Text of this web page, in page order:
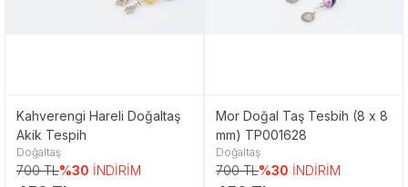
Kahverengi Hareli Doğaltaş
Akik Tespih
Doğaltaş
700 TL%30 İNDİRİM
Mor Doğal Taş Tesbih (8 x 8
mm) TP001628
Doğaltaş
700 TL%30 İNDİRİM